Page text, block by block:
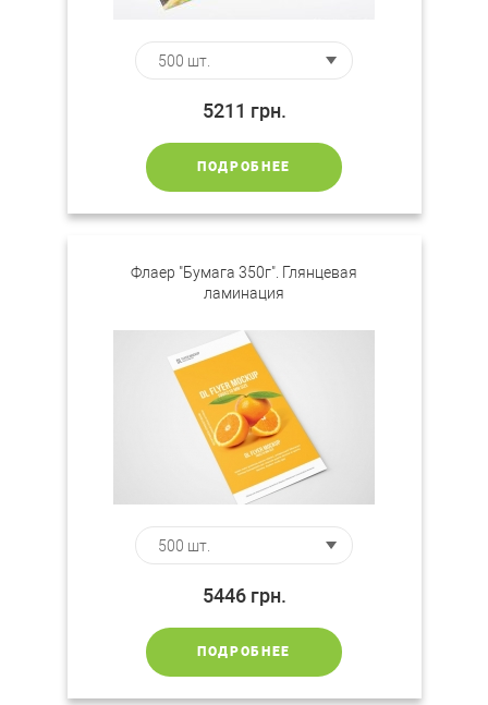
5211 грн.
ПОДРОБНЕЕ
Флаер "Бумага 350г". Глянцевая
ламинация
5446 грн.
ПОДРОБНЕЕ